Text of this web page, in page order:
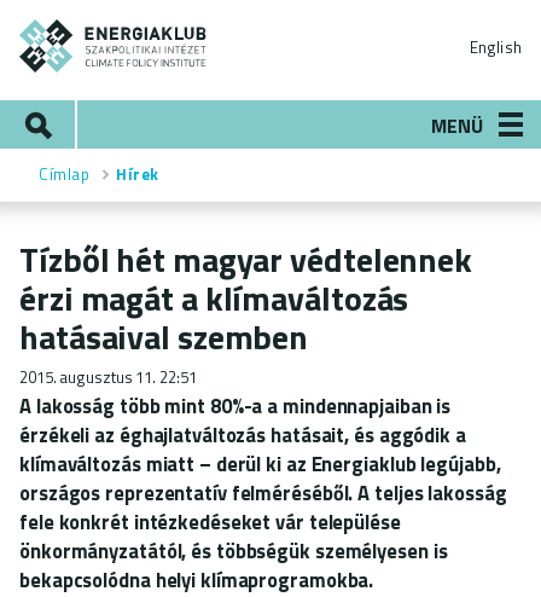
Ugrás
tartalomra
English
MENÜ
Morzsa
Címlap Hírek
Tízből hét magyar védtelennek
érzi magát a klímaváltozás
hatásaival szemben
2015. augusztus 11. 22:51
A lakosság több mint 80%-a a mindennapjaiban is
érzékeli az éghajlatváltozás hatásait, és aggódik a
klímaváltozás miatt – derül ki az Energiaklub legújabb,
országos reprezentatív felméréséből. A teljes lakosság
fele konkrét intézkedéseket vár települése
önkormányzatától, és többségük személyesen is
bekapcsolódna helyi klímaprogramokba.